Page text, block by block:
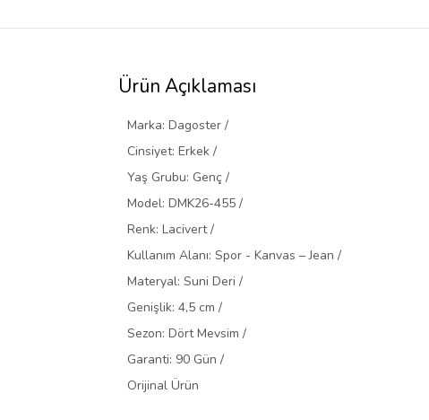
Ürün Açıklaması
Marka: Dagoster /
Cinsiyet: Erkek /
Yaş Grubu: Genç /
Model: DMK26-455 /
Renk: Lacivert /
Kullanım Alanı: Spor - Kanvas – Jean /
Materyal: Suni Deri /
Genişlik: 4,5 cm /
Sezon: Dört Mevsim /
Garanti: 90 Gün /
Orijinal Ürün